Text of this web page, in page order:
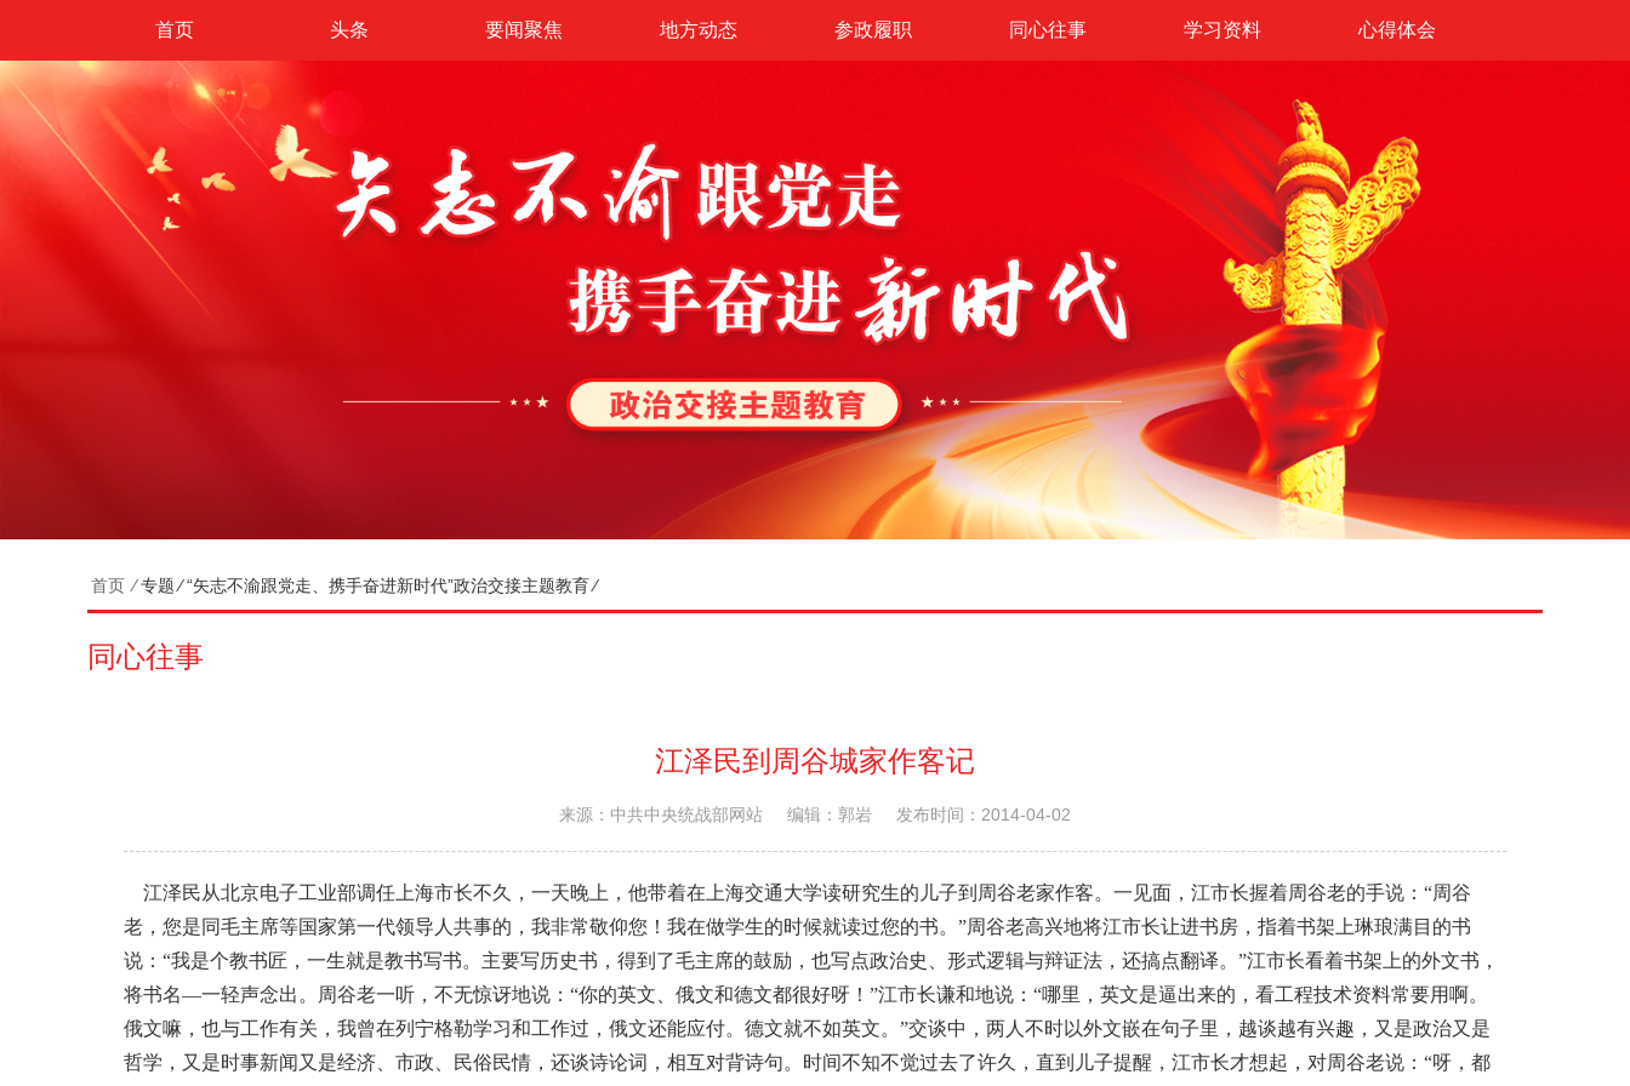
首页 头条 要闻聚焦 地方动态 参政履职 同心往事 学习资料 心得体会
首页 ⁄专题⁄“矢志不渝跟党走、携手奋进新时代”政治交接主题教育⁄
同心往事
江泽民到周谷城家作客记
来源：中共中央统战部网站 编辑：郭岩 发布时间：2014-04-02
江泽民从北京电子工业部调任上海市长不久，一天晚上，他带着在上海交通大学读研究生的儿子到周谷老家作客。一见面，江市长握着周谷老的手说：“周谷
老，您是同毛主席等国家第一代领导人共事的，我非常敬仰您！我在做学生的时候就读过您的书。”周谷老高兴地将江市长让进书房，指着书架上琳琅满目的书
说：“我是个教书匠，一生就是教书写书。主要写历史书，得到了毛主席的鼓励，也写点政治史、形式逻辑与辩证法，还搞点翻译。”江市长看着书架上的外文书，
将书名—一轻声念出。周谷老一听，不无惊讶地说：“你的英文、俄文和德文都很好呀！”江市长谦和地说：“哪里，英文是逼出来的，看工程技术资料常要用啊。
俄文嘛，也与工作有关，我曾在列宁格勒学习和工作过，俄文还能应付。德文就不如英文。”交谈中，两人不时以外文嵌在句子里，越谈越有兴趣，又是政治又是
哲学，又是时事新闻又是经济、市政、民俗民情，还谈诗论词，相互对背诗句。时间不知不觉过去了许久，直到儿子提醒，江市长才想起，对周谷老说：“呀，都